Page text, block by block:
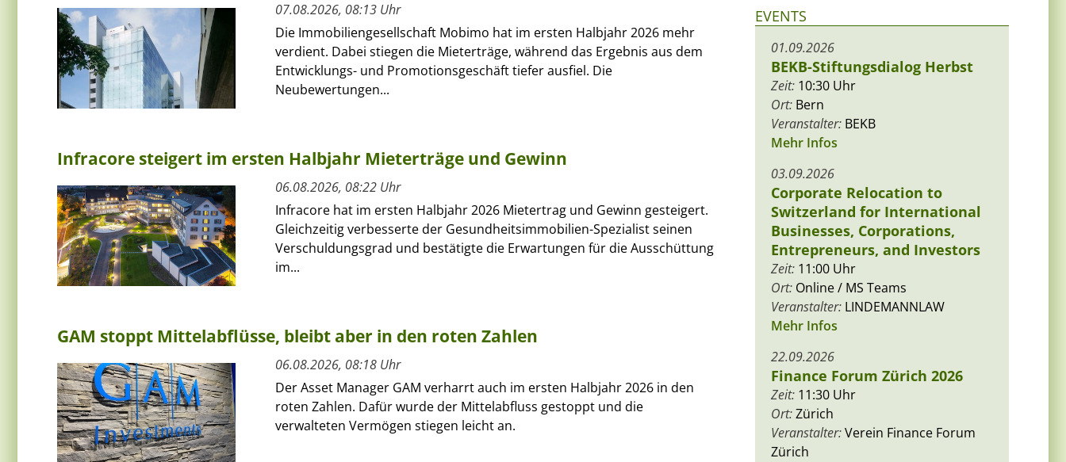
07.08.2026, 08:13 Uhr
Die Immobiliengesellschaft Mobimo hat im ersten Halbjahr 2026 mehr
verdient. Dabei stiegen die Mieterträge, während das Ergebnis aus dem
Entwicklungs- und Promotionsgeschäft tiefer ausfiel. Die
Neubewertungen...
Infracore steigert im ersten Halbjahr Mieterträge und Gewinn
06.08.2026, 08:22 Uhr
Infracore hat im ersten Halbjahr 2026 Mietertrag und Gewinn gesteigert.
Gleichzeitig verbesserte der Gesundheitsimmobilien-Spezialist seinen
Verschuldungsgrad und bestätigte die Erwartungen für die Ausschüttung
im...
GAM stoppt Mittelabflüsse, bleibt aber in den roten Zahlen
06.08.2026, 08:18 Uhr
Der Asset Manager GAM verharrt auch im ersten Halbjahr 2026 in den
roten Zahlen. Dafür wurde der Mittelabfluss gestoppt und die
verwalteten Vermögen stiegen leicht an.
EVENTS
01.09.2026
BEKB-Stiftungsdialog Herbst
Zeit: 10:30 Uhr
Ort: Bern
Veranstalter: BEKB
Mehr Infos
03.09.2026
Corporate Relocation to
Switzerland for International
Businesses, Corporations,
Entrepreneurs, and Investors
Zeit: 11:00 Uhr
Ort: Online / MS Teams
Veranstalter: LINDEMANNLAW
Mehr Infos
22.09.2026
Finance Forum Zürich 2026
Zeit: 11:30 Uhr
Ort:Zürich
Veranstalter:Verein Finance Forum
Zürich